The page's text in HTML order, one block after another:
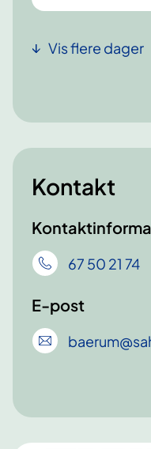
Vis flere dager
Kontakt
67 50 21 74
E-post
baerum